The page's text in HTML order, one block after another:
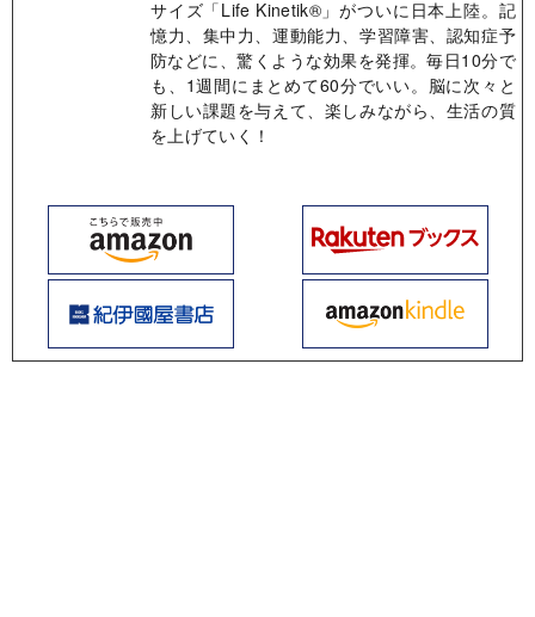
サイズ「Life Kinetik®」がついに日本上陸。記
憶力、集中力、運動能力、学習障害、認知症予
防などに、驚くような効果を発揮。毎日10分で
も、1週間にまとめて60分でいい。脳に次々と
新しい課題を与えて、楽しみながら、生活の質
を上げていく！